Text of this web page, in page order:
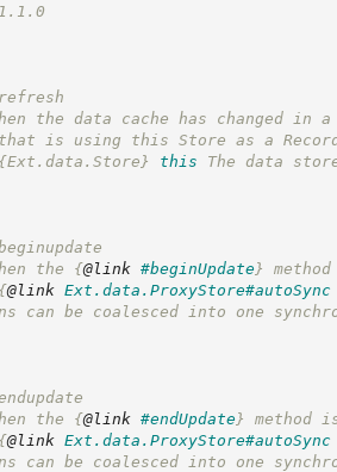
data cache has changed in a
using this Store as a Record
{Ext.data.Store} this
The data
the {@link #beginUpdate}
{@link Ext.data.ProxyStore#autoSync
be coalesced into one
the {@link #endUpdate} method
{@link Ext.data.ProxyStore#autoSync
be coalesced into one